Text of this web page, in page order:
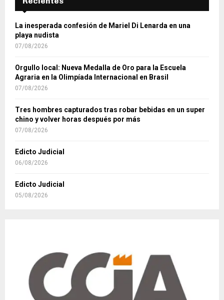
La inesperada confesión de Mariel Di Lenarda en una
playa nudista
07/08/2026
Orgullo local: Nueva Medalla de Oro para la Escuela
Agraria en la Olimpíada Internacional en Brasil
07/08/2026
Tres hombres capturados tras robar bebidas en un super
chino y volver horas después por más
07/08/2026
Edicto Judicial
06/08/2026
Edicto Judicial
05/08/2026